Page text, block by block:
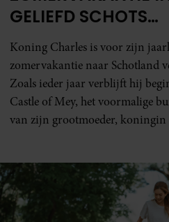
SANTE
DÍT DOET
WANDELEN MET JE
De een komt na een wandeling
meteen de voorraadkast in, en
juist dat de trek in een
zelfde wandeling verdwenen is.